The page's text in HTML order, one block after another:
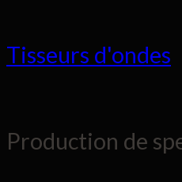
Tisseurs d'ondes
Production de